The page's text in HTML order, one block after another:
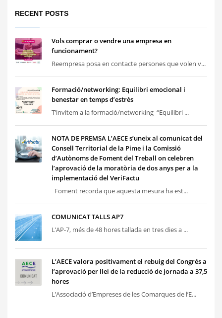
RECENT POSTS
Vols comprar o vendre una empresa en
funcionament?
Reempresa posa en contacte persones que volen v...
Formació/networking: Equilibri emocional i
benestar en temps d’estrès
T’invitem a la formació/networking “Equilibri ...
NOTA DE PREMSA L’AECE s’uneix al comunicat del
Consell Territorial de la Pime i la Comissió
d’Autònoms de Foment del Treball on celebren
l’aprovació de la moratòria de dos anys per a la
implementació del VeriFactu
Foment recorda que aquesta mesura ha est...
COMUNICAT TALLS AP7
L’AP-7, més de 48 hores tallada en tres dies a ...
L’AECE valora positivament el rebuig del Congrés a
l’aprovació per llei de la reducció de jornada a 37,5
hores
L’Associació d’Empreses de les Comarques de l’E...